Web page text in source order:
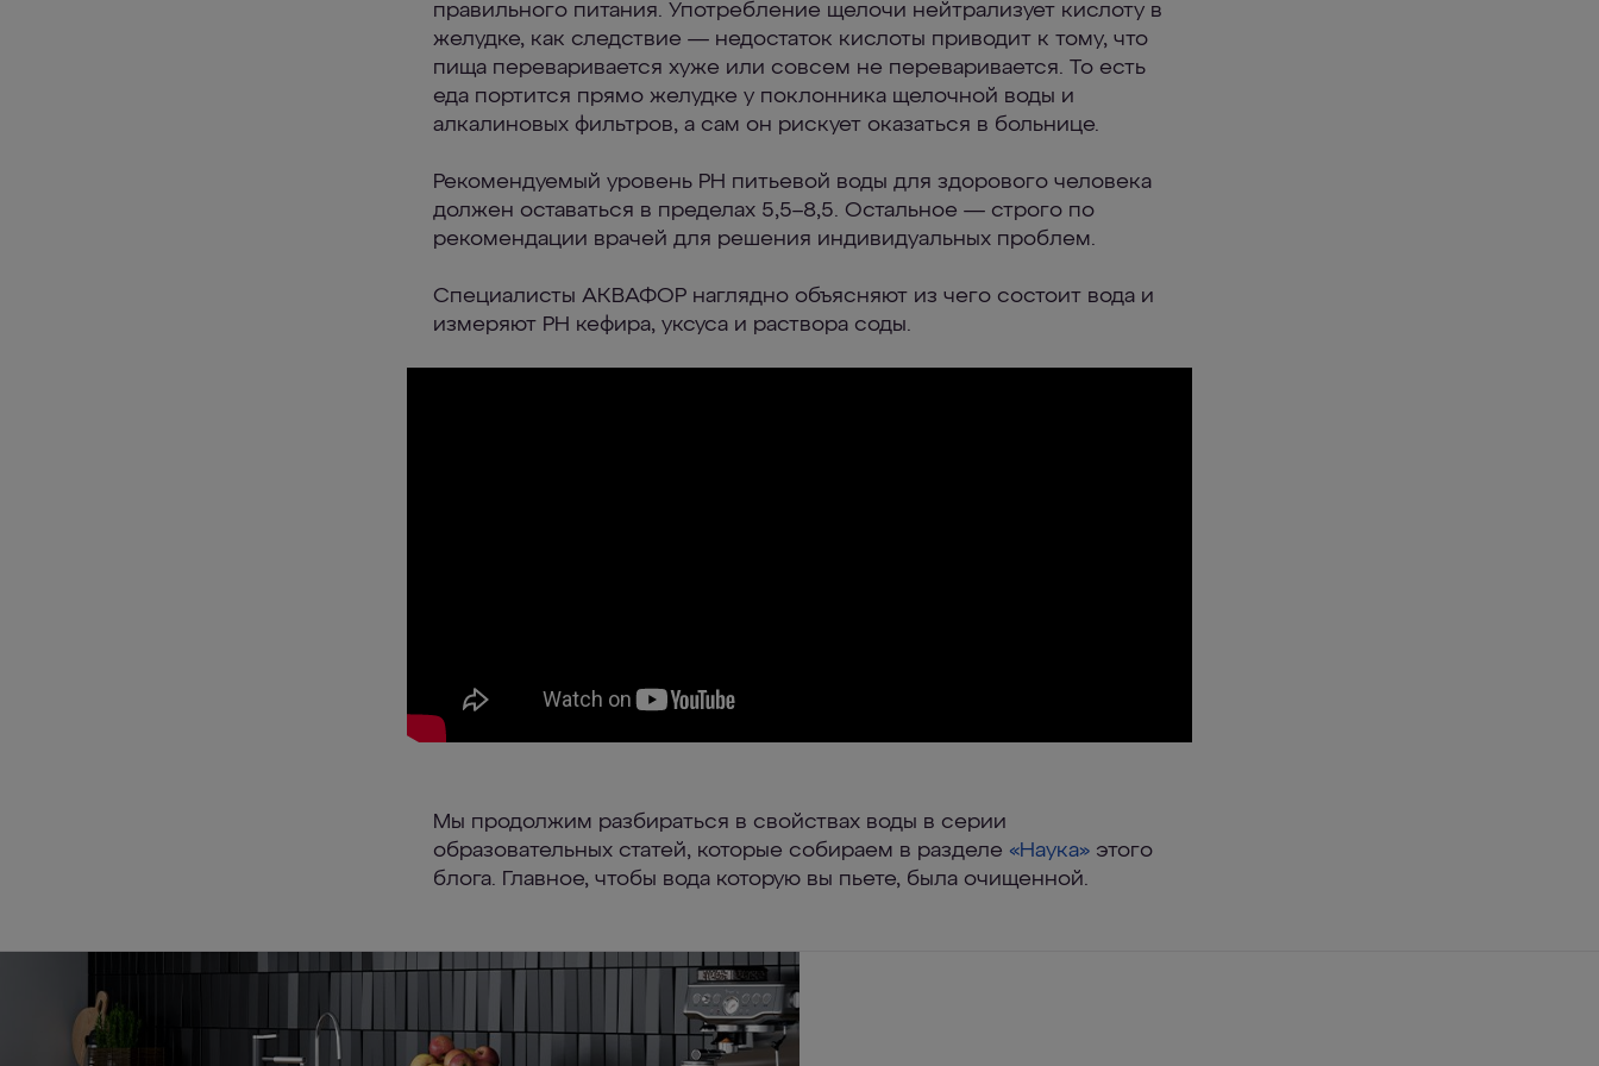
правильного питания. Употребление щелочи нейтрализует кислоту в
желудке, как следствие — недостаток кислоты приводит к тому, что
пища переваривается хуже или совсем не переваривается. То есть
еда портится прямо желудке у поклонника щелочной воды и
алкалиновых фильтров, а сам он рискует оказаться в больнице.
Рекомендуемый уровень РН питьевой воды для здорового человека
должен оставаться в пределах 5,5–8,5. Остальное — строго по
рекомендации врачей для решения индивидуальных проблем.
Специалисты АКВАФОР наглядно объясняют из чего состоит вода и
измеряют РН кефира, уксуса и раствора соды.
Мы продолжим разбираться в свойствах воды в серии
образовательных статей, которые собираем в разделе «Наука» этого
блога. Главное, чтобы вода которую вы пьете, была очищенной.